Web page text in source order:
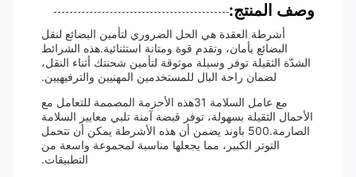
وصف المنتج:
أشرطة العقدة هي الحل الضروري لتأمين البضائع لنقل
البضائع بأمان، وتقدم قوة ومتانة استثنائية.هذه الشرائط
الشدّة الثقيلة توفر وسيلة موثوقة لتأمين شحنتك أثناء النقل،
لضمان راحة البال للمستخدمين المهنيين والترفيهيين.
مع عامل السلامة 31هذه الأحزمة المصممة للتعامل مع
الأحمال الثقيلة بسهولة، توفر قبضة آمنة تلبي معايير السلامة
الصارمة.500 باوند يضمن أن هذه الأشرطة يمكن أن تتحمل
التوتر الكبير، مما يجعلها مناسبة لمجموعة واسعة من
التطبيقات.